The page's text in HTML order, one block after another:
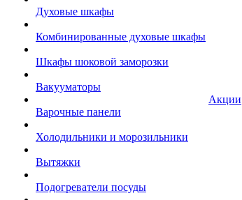
Духовые шкафы
Комбинированные духовые шкафы
Шкафы шоковой заморозки
Вакууматоры
Варочные панели
Холодильники и морозильники
Вытяжки
Подогреватели посуды
Акции